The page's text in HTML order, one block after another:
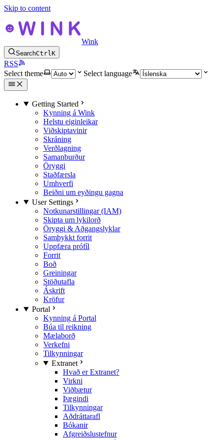
Skip to content
Wink
SearchCtrlK
RSS
Select theme
Select language
Getting Started
Kynning á Wink
Helstu eiginleikar
Viðskiptavinir
Skráning
Verðlagning
Samanburður
Öryggi
Staðfærsla
Umhverfi
Beiðni um eyðingu gagna
User Settings
Notkunarstillingar (IAM)
Skipta um lykilorð
Öryggi & Aðgangslyklar
Samþykkt forrit
Uppfæra prófíl
Forrit
Boð
Greiningar
Stöðutafla
Áskrift
Kröfur
Portal
Kynning á Portal
Búa til reikning
Mælaborð
Verkefni
Tilkynningar
Extranet
Hvað er Extranet?
Virkni
Viðbætur
Þægindi
Tilkynningar
Aðdráttarafl
Bókanir
Afgreiðslustefnur